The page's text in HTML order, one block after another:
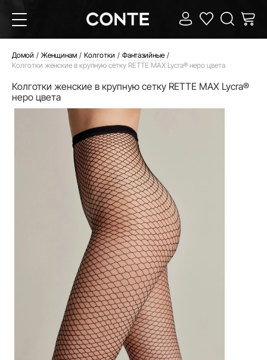
Домой Женщинам Колготки
Фантазийные
Колготки женские в крупную сетку RETTE MAX Lycra® неро цвета
Колготки женские в крупную сетку RETTE MAX Lycra®
неро цвета